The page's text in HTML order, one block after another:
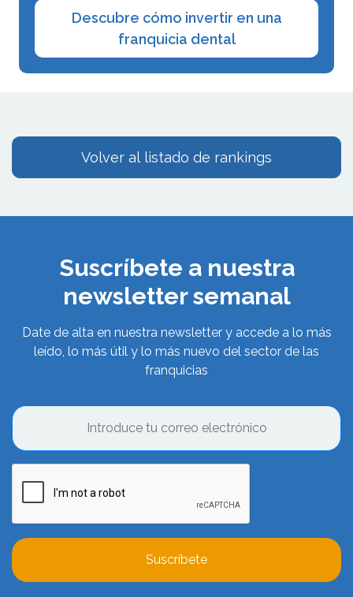
Descubre cómo invertir en una
franquicia dental
Volver al listado de rankings
Suscríbete a nuestra
newsletter semanal
Date de alta en nuestra newsletter y accede a lo más
leído, lo más útil y lo más nuevo del sector de las
franquicias
Suscríbete